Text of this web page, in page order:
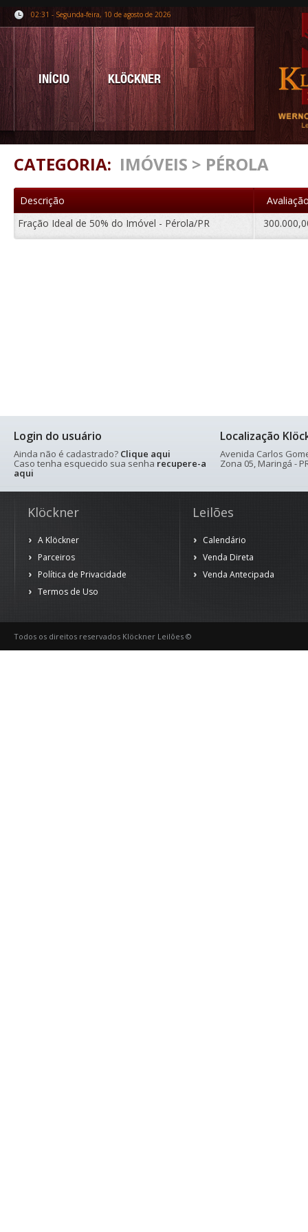
02:31 - Segunda-feira, 10 de agosto de 2026
INÍCIO KLÖCKNER
CATEGORIA: IMÓVEIS > PÉROLA
Descrição
Fração Ideal de 50% do Imóvel - Pérola/PR
Login do usuário
Ainda não é cadastrado? Clique aqui
Caso tenha esquecido sua senha recupere-a
aqui
Localização
Avenida Carlos
Zona 05, Maringá -
Klöckner
A Klöckner
Parceiros
Política de Privacidade
Termos de Uso
Leilões
Calendário
Venda Direta
Venda Antecipada
Todos os direitos reservados Klöckner Leilões ©